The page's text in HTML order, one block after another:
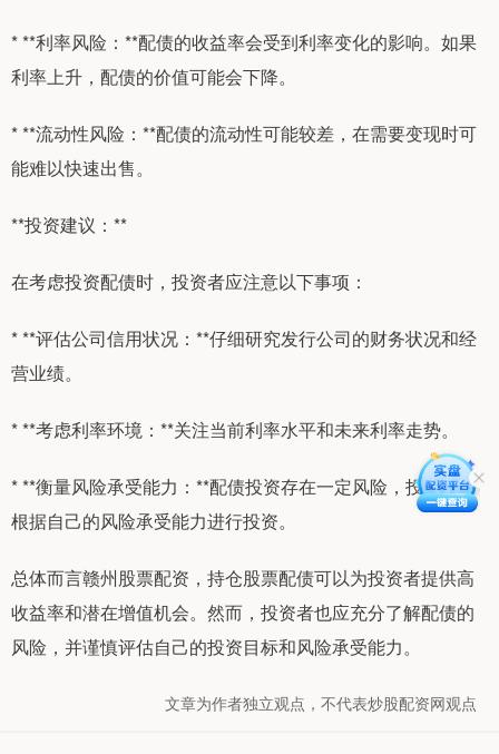
* **利率风险：**配债的收益率会受到利率变化的影响。如果
利率上升，配债的价值可能会下降。
* **流动性风险：**配债的流动性可能较差，在需要变现时可
能难以快速出售。
**投资建议：**
在考虑投资配债时，投资者应注意以下事项：
* **评估公司信用状况：**仔细研究发行公司的财务状况和经
营业绩。
* **考虑利率环境：**关注当前利率水平和未来利率走势。
* **衡量风险承受能力：**配债投资存在一定风险，投资者应
根据自己的风险承受能力进行投资。
总体而言赣州股票配资，持仓股票配债可以为投资者提供高
收益率和潜在增值机会。然而，投资者也应充分了解配债的
风险，并谨慎评估自己的投资目标和风险承受能力。
文章为作者独立观点，不代表炒股配资网观点